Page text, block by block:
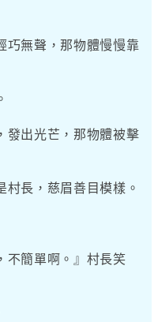
巧無聲，那物體慢慢靠
發出光芒，那物體被擊
村長，慈眉善目模樣。
不簡單啊。』村長笑